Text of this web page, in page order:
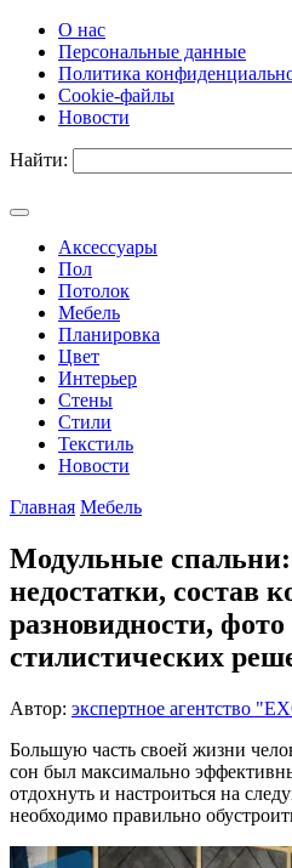
О нас
Персональные данные
Политика
Cookie-файлы
Новости
Найти:
Аксессуары
Пол
Потолок
Мебель
Планировка
Цвет
Интерьер
Стены
Стили
Текстиль
Новости
Главная Мебель
Модульные
недостатки, состав
разновидности,
стилистических
Автор: экспертное агентство
Большую часть своей жизни
сон был максимально
отдохнуть и настроиться на
необходимо правильно